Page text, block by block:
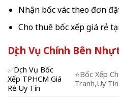
Nhận bốc vác theo đơn
Cho thuê bốc xếp giá rẻ
Dịch Vụ Chính Bên
✅Dịch Vụ Bốc
Xếp TPHCM Giá
Rẻ Uy Tín
⭐️Bốc Xếp
Tranh,Uy